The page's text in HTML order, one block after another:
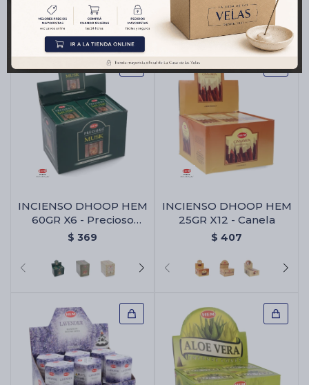
INCIENSO DHOOP HEM
60GR X6 - Precioso
Musk
$ 369
INCIENSO DHOOP HEM
25GR X12 - Canela
$ 407